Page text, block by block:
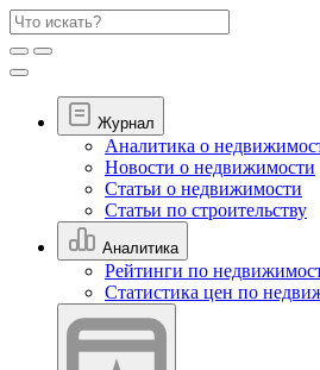
Журнал
Аналитика о
Новости о недвижимости
Статьи о недвижимости
Статьи по строительству
Аналитика
Рейтинги по
Статистика цен по